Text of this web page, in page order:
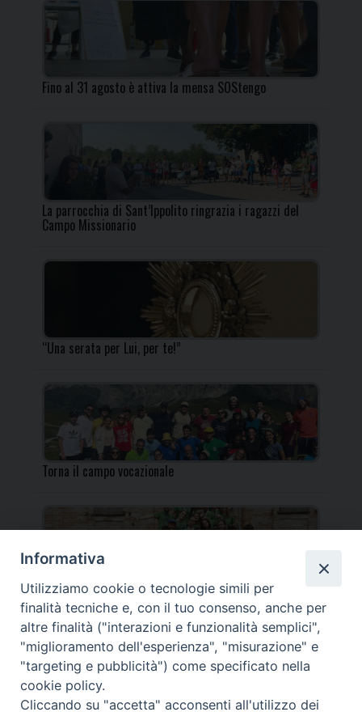
Fino al 31 agosto è attiva la mensa SOStengo
La parrocchia di Sant’Ippolito ringrazia i ragazzi del
Campo Missionario
“Una serata per Lui, per te!”
Torna il campo vocazionale
Torna il Campo Missionario Diocesano
_____________________________________________________
Informativa
Utilizziamo cookie o tecnologie simili per
finalità tecniche e, con il tuo consenso, anche per
altre finalità ("interazioni e funzionalità semplici",
"miglioramento dell'esperienza", "misurazione" e
"targeting e pubblicità") come specificato nella
cookie policy.
Cliccando su "accetta" acconsenti all'utilizzo dei